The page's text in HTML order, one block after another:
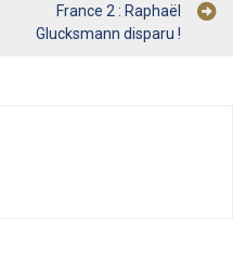
France 2 : Raphaël
Glucksmann disparu !